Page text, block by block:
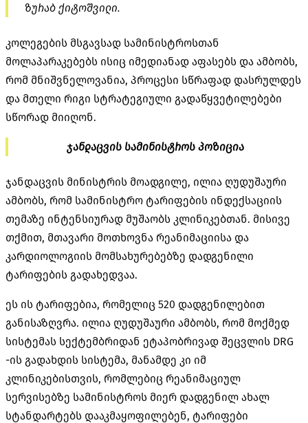
ზურაბ ქიტოშვილი.
კოლეგების მსგავსად სამინისტროსთან
მოლაპარაკებებს ისიც იმედიანად აფასებს და ამბობს,
რომ მნიშვნელოვანია, პროცესი სწრაფად დასრულდეს
და მთელი რიგი სტრატეგიული გადაწყვეტილებები
სწორად მიიღონ.
ჯანდაცვის სამინისტროს პოზიცია
ჯანდაცვის მინისტრის მოადგილე, ილია ღუდუშაური
ამბობს, რომ სამინისტრო ტარიფების ინდექსაციის
თემაზე ინტენსიურად მუშაობს კლინიკებთან. მისივე
თქმით, მთავარი მოთხოვნა რეანიმაციისა და
კარდიოლოგიის მომსახურებებზე დადგენილი
ტარიფების გადახედვაა.
ეს ის ტარიფებია, რომელიც 520 დადგენილებით
განისაზღვრა. ილია ღუდუშაური ამბობს, რომ მოქმედ
სისტემას სექტემბრიდან ეტაპობრივად შეცვლის DRG
-ის გადახდის სისტემა, მანამდე კი იმ
კლინიკებისთვის, რომლებიც რეანიმაციულ
სერვისებზე სამინისტროს მიერ დადგენილ ახალ
სტანდარტებს დააკმაყოფილებენ, ტარიფები